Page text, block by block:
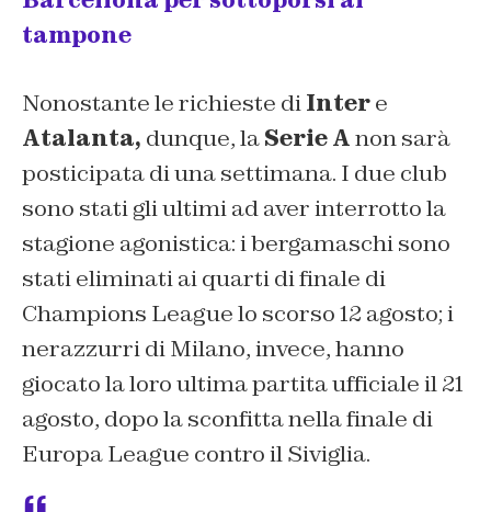
tampone
Nonostante le richieste diIntere
Atalanta, dunque, laSerieAnon sarà
posticipata di una settimana. I due club
sono stati gli ultimi ad aver interrotto la
stagione agonistica: i bergamaschi sono
stati eliminati ai quarti di finale di
Champions League lo scorso 12 agosto; i
nerazzurri di Milano, invece, hanno
giocato la loro ultima partita ufficiale il 21
agosto, dopo la sconfitta nella finale di
Europa League contro il Siviglia.